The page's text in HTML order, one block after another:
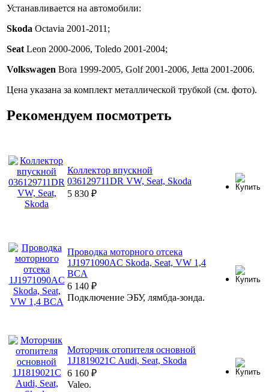
Устанавливается на автомобили:
Skoda Octavia 2001-2011;
Seat Leon 2000-2006, Toledo 2001-2004;
Volkswagen Bora 1999-2005, Golf 2001-2006, Jetta 2001-2006.
Цена указана за комплект металлической трубкой (см. фото).
Рекомендуем посмотреть
Коллектор впускной
036129711DR VW, Seat, Skoda
5 830 ₽
Проводка моторного отсека
1J1971090AC Skoda, Seat, VW 1,4
BCA
6 140 ₽
Подключение ЭБУ, лямбда-зонда.
Моторчик отопителя основной
1J1819021C Audi, Seat, Skoda
6 160 ₽
Valeo.